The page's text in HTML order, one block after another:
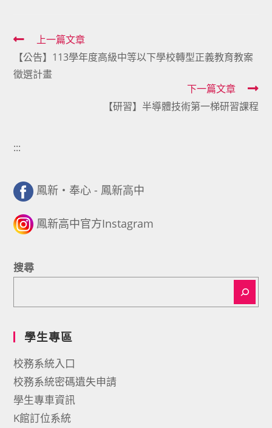
Read
more
articles
上一篇文章
【公告】113學年度高級中等以下學校轉型正義教育教案
徵選計畫
下一篇文章
【研習】半導體技術第一梯研習課程
:::
鳳新・奉心 - 鳳新高中
鳳新高中官方Instagram
搜尋
學生專區
校務系統入口
校務系統密碼遺失申請
學生專車資訊
K館訂位系統